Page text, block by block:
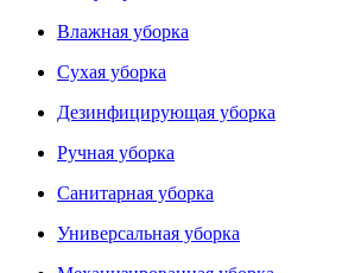
Влажная уборка
Сухая уборка
Дезинфицирующая уборка
Ручная уборка
Санитарная уборка
Универсальная уборка